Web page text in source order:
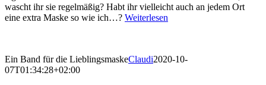
wascht ihr sie regelmäßig? Habt ihr vielleicht auch an jedem Ort
eine extra Maske so wie ich…? Weiterlesen
Ein Band für die LieblingsmaskeClaudi2020-10-
07T01:34:28+02:00